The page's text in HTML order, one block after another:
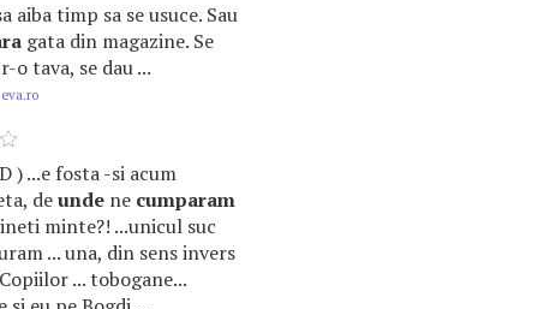
aiba timp sa se usuce. Sau
gata din magazine. Se
tava, se dau ...
) ...e fosta -si acum
deunde ne cumparam
minte?! ...unicul suc
... una, din sens invers
... tobogane...